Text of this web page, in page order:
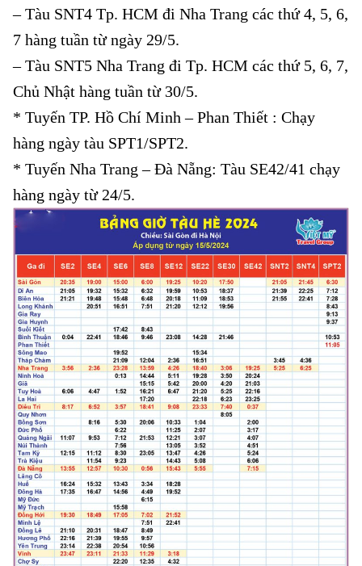
– Tàu SNT4 Tp. HCM đi Nha Trang các thứ 4, 5, 6,
7 hàng tuần từ ngày 29/5.
– Tàu SNT5 Nha Trang đi Tp. HCM các thứ 5, 6, 7,
Chủ Nhật hàng tuần từ 30/5.
* Tuyến TP. Hồ Chí Minh – Phan Thiết : Chạy
hàng ngày tàu SPT1/SPT2.
* Tuyến Nha Trang – Đà Nẵng: Tàu SE42/41 chạy
hàng ngày từ 24/5.